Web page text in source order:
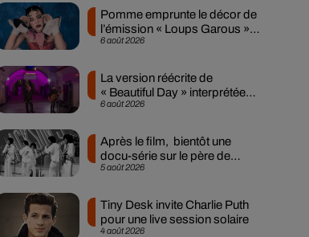
6 août 2026
Pomme emprunte le décor de
l’émission « Loups Garous »
pour son...
6 août 2026
La version réécrite de
« Beautiful Day » interprétée
lors des...
5 août 2026
Après le film, bientôt une
docu-série sur le père de
Michael Jackson
4 août 2026
Tiny Desk invite Charlie Puth
pour une live session solaire